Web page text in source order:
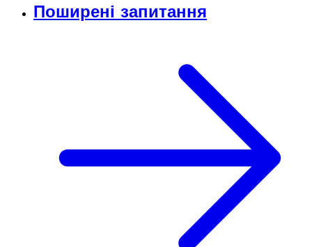
Поширені запитання